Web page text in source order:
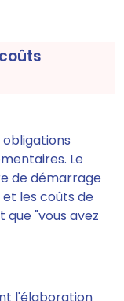
Le
de démarrage
les coûts de
"vous avez